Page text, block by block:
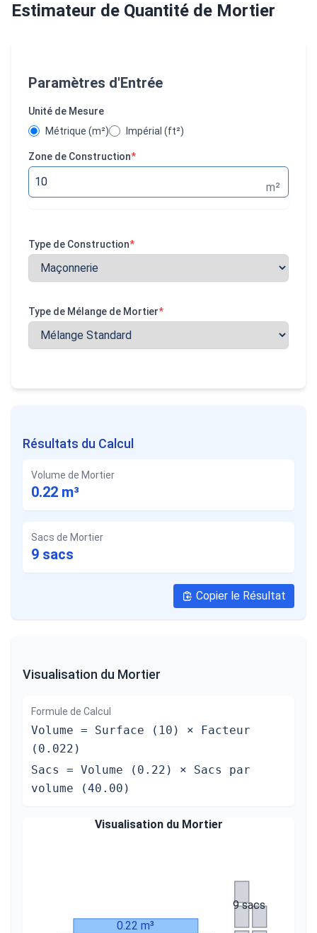
Estimateur de Quantité de Mortier
Paramètres d'Entrée
Unité de Mesure
Métrique (m²)
Impérial (ft²)
Zone de Construction*
m²
Type de Construction*
Type de Mélange de Mortier*
Résultats du Calcul
Volume de Mortier
0.22 m³
Sacs de Mortier
9 sacs
Copier le Résultat
Visualisation du Mortier
Formule de Calcul
Volume = Surface (10) × Facteur
(0.022)
Sacs = Volume (0.22) × Sacs par
volume (40.00)
0.22 m³
9 sacs
Visualisation du Mortier